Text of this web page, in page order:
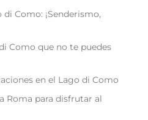
Como: ¡Senderismo,
Como que no te puedes
en el Lago di Como
Roma para disfrutar al